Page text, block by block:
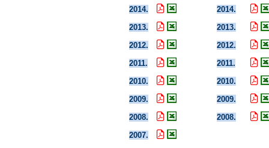
2014.
2014.
2013.
2013.
2012.
2012.
2011.
2011.
2010.
2010.
2009.
2009.
2008.
2008.
2007.